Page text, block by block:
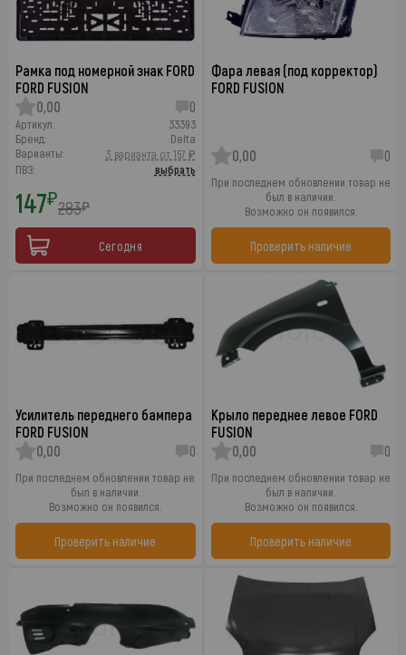
Рамка под номерной знак FORD
FORD FUSION
0,00
0
Артикул:
33393
Бренд:
Delta
Варианты:
3 варианта от 157 ₽
ПВЗ:
выбрать
147₽283₽
Сегодня
Фара левая (под корректор)
FORD FUSION
0,00 0
При последнем обновлении товар не
был в наличии.
Возможно он появился.
Проверить наличие
Усилитель переднего бампера
FORD FUSION
0,00
0
При последнем обновлении товар не
был в наличии.
Возможно он появился.
Проверить наличие
Крыло переднее левое FORD
FUSION
0,00
0
При последнем обновлении товар не
был в наличии.
Возможно он появился.
Проверить наличие